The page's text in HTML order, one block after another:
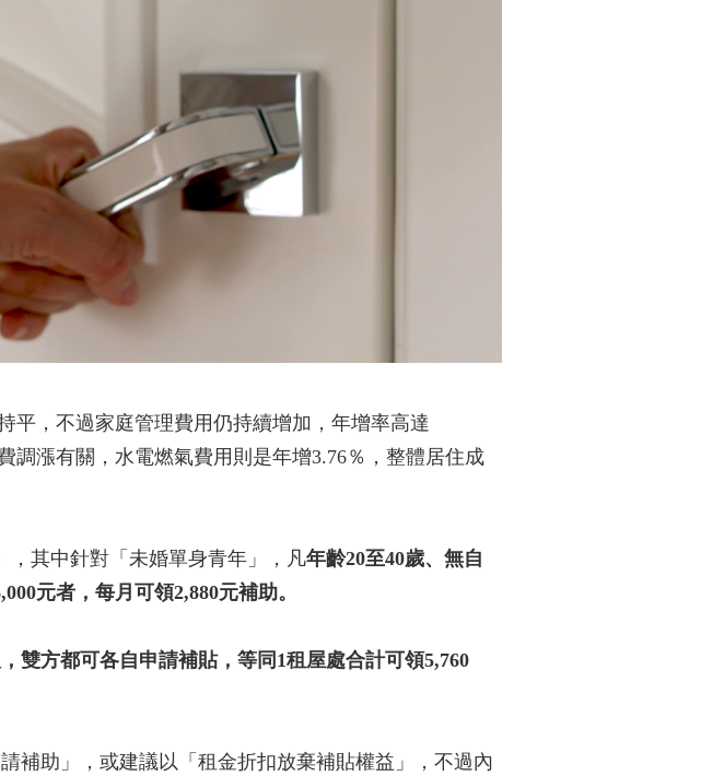
平，不過家庭管理費用仍持續增加，年增率高達
調漲有關，水電燃氣費用則是年增3.76％，整體居住成
，其中針對「未婚單身青年」，凡年齡20至40歲、無自
元者，每月可領2,880元補助。
雙方都可各自申請補貼，等同1租屋處合計可領5,760
補助」，或建議以「租金折扣放棄補貼權益」，不過內